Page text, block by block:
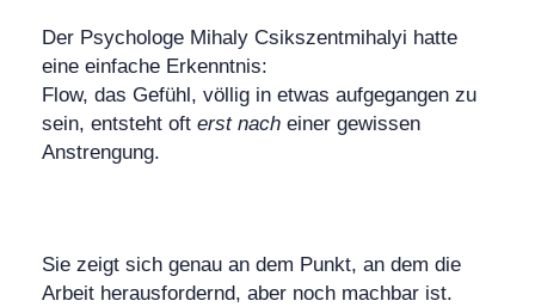
Der Psychologe Mihaly Csikszentmihalyi hatte
eine einfache Erkenntnis:
Flow, das Gefühl, völlig in etwas aufgegangen zu
sein, entsteht oft erst nacheiner gewissen
Anstrengung.
Sie zeigt sich genau an dem Punkt, an dem die
Arbeit herausfordernd, aber noch machbar ist.